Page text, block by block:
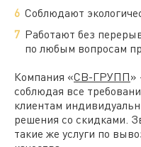
Соблюдают
Работают без
по любым вопросам
Компания «СВ-ГРУПП»
соблюдая все
клиентам
решения со скидками.
такие же услуги по